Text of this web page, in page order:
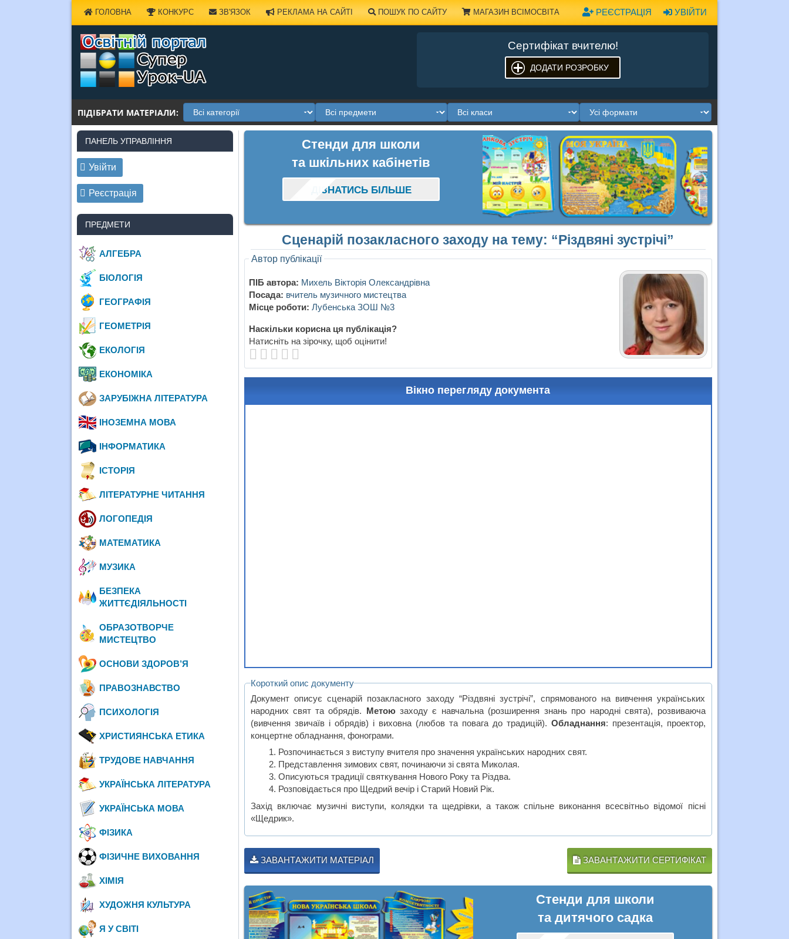
УВІЙТИ
РЕЄСТРАЦІЯ
ГОЛОВНА КОНКУРС ЗВ'ЯЗОК РЕКЛАМА НА САЙТІ ПОШУК ПО САЙТУ МАГАЗИН ВСІМОСВІТА
Сертифікат вчителю!
ДОДАТИ РОЗРОБКУ
ПІДІБРАТИ МАТЕРІАЛИ:
Стенди для школи
та шкільних кабінетів
ДІЗНАТИСЬ БІЛЬШЕ
Сценарій позакласного заходу на тему: “Різдвяні зустрічі”
Автор публікації
ПІБ автора: Михель Вікторія Олександрівна
Посада: вчитель музичного мистецтва
Місце роботи: Лубенська ЗОШ №3
Наскільки корисна ця публікація?
Натисніть на зірочку, щоб оцінити!
Вікно перегляду документа
Короткий опис документу
Документ описує сценарій позакласного заходу “Різдвяні зустрічі”, спрямованого на вивчення українських
народних свят та обрядів. Метоюзаходу є навчальна (розширення знань про народні свята), розвиваюча
(вивчення звичаїв і обрядів) і виховна (любов та повага до традицій). Обладнання: презентація, проектор,
концертне обладнання, фонограми.
Розпочинається з виступу вчителя про значення українських народних свят.
Представлення зимових свят, починаючи зі свята Миколая.
Описуються традиції святкування Нового Року та Різдва.
Розповідається про Щедрий вечір і Старий Новий Рік.
Захід включає музичні виступи, колядки та щедрівки, а також спільне виконання всесвітньо відомої пісні
«Щедрик».
ЗАВАНТАЖИТИ МАТЕРІАЛ ЗАВАНТАЖИТИ СЕРТИФІКАТ
Стенди для школи
та дитячого садка
ПАНЕЛЬ УПРАВЛІННЯ
Увійти
Реєстрація
ПРЕДМЕТИ
АЛГЕБРА
БІОЛОГІЯ
ГЕОГРАФІЯ
ГЕОМЕТРІЯ
ЕКОЛОГІЯ
ЕКОНОМІКА
ЗАРУБІЖНА ЛІТЕРАТУРА
ІНОЗЕМНА МОВА
ІНФОРМАТИКА
ІСТОРІЯ
ЛІТЕРАТУРНЕ ЧИТАННЯ
ЛОГОПЕДІЯ
МАТЕМАТИКА
МУЗИКА
БЕЗПЕКА
ЖИТТЄДІЯЛЬНОСТІ
ОБРАЗОТВОРЧЕ
МИСТЕЦТВО
ОСНОВИ ЗДОРОВ’Я
ПРАВОЗНАВСТВО
ПСИХОЛОГІЯ
ХРИСТИЯНСЬКА ЕТИКА
ТРУДОВЕ НАВЧАННЯ
УКРАЇНСЬКА ЛІТЕРАТУРА
УКРАЇНСЬКА МОВА
ФІЗИКА
ФІЗИЧНЕ ВИХОВАННЯ
ХІМІЯ
ХУДОЖНЯ КУЛЬТУРА
Я У СВІТІ